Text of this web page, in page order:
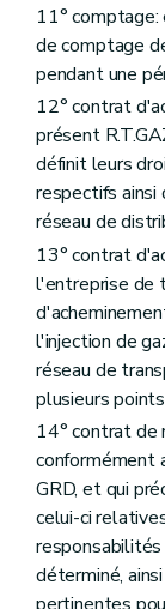
Art.
Art.
Chapitre
Art.
Art.
Art.
Art.
Art.
Art.
Art.
Art.
Art.
Art.
Titre IV
Art.
Art.
Chapitre
Art.
Art.
Art.
Art.
11°
de comptage
pendant une
12° contrat
présent
définit leurs
respectifs ainsi
réseau de
13° contrat
l'entreprise de
l'injection de
réseau de
plusieurs
14° contrat de
conformément
GRD, et qui
celui-ci
déterminé,